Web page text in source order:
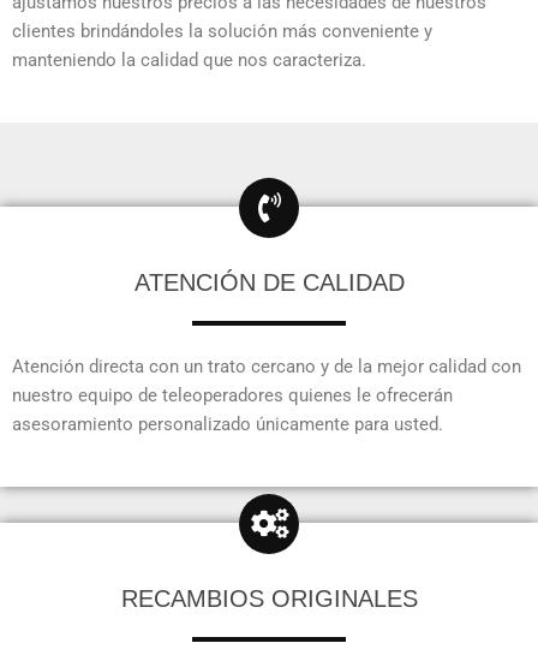
clientes brindándoles la solución más conveniente y
manteniendo la calidad que nos caracteriza.
ATENCIÓN DE CALIDAD
Atención directa con un trato cercano y de la mejor calidad con
nuestro equipo de teleoperadores quienes le ofrecerán
asesoramiento personalizado únicamente para usted.
RECAMBIOS ORIGINALES